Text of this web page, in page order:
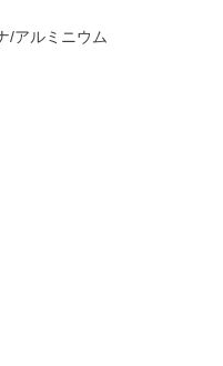
/アルミニウム